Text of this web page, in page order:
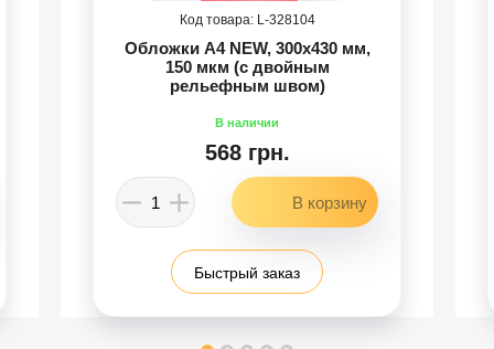
328104
Обложки А4 NEW, 300х430 мм,
150 мкм (с двойным
рельефным швом)
568 грн.
Быстрый заказ